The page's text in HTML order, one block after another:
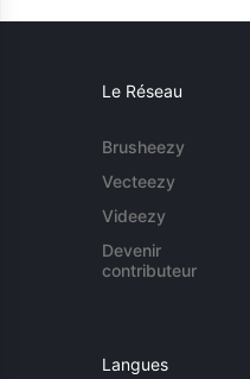
Le Réseau
Brusheezy
Vecteezy
Videezy
Devenir
contributeur
Langues